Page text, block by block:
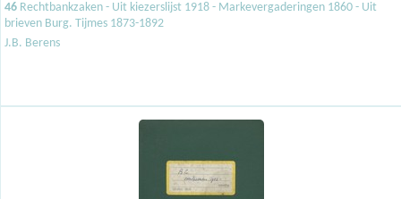
46 Rechtbankzaken - Uit kiezerslijst 1918 - Markevergaderingen 1860 - Uit
brieven Burg. Tijmes 1873-1892
J.B. Berens